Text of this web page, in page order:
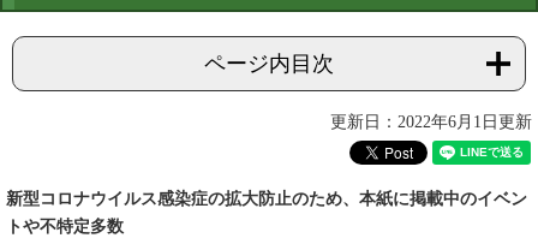
ページ内目次
更新日：2022年6月1日更新
新型コロナウイルス感染症の拡大防止のため、本紙に掲載中のイベン
トや不特定多数